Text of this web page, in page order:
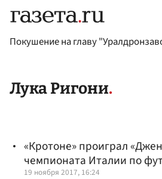
Покушение на главу
Лука Ригони
«Кротоне» проиграл
чемпионата Италии по
19 ноября 2017, 16:24